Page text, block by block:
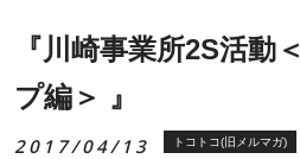
『川崎事業所2S活動
プ編＞ 』
2017/04/13 トコトコ(旧メルマガ)